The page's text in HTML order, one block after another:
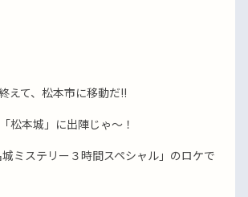
えて、松本市に移動だ!!
松本城」に出陣じゃ〜！
ミステリー３時間スペシャル」のロケで